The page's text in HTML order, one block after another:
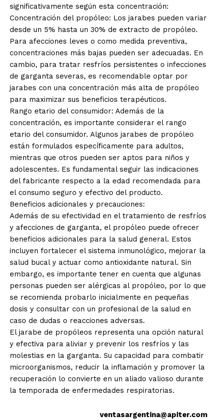
significativamente según esta concentración:
Concentración del propóleo: Los jarabes pueden variar
desde un 5% hasta un 30% de extracto de propóleo.
Para afecciones leves o como medida preventiva,
concentraciones más bajas pueden ser adecuadas. En
cambio, para tratar resfríos persistentes o infecciones
de garganta severas, es recomendable optar por
jarabes con una concentración más alta de propóleo
para maximizar sus beneficios terapéuticos.
Rango etario del consumidor: Además de la
concentración, es importante considerar el rango
etario del consumidor. Algunos jarabes de propóleo
están formulados específicamente para adultos,
mientras que otros pueden ser aptos para niños y
adolescentes. Es fundamental seguir las indicaciones
del fabricante respecto a la edad recomendada para
el consumo seguro y efectivo del producto.
Beneficios adicionales y precauciones:
Además de su efectividad en el tratamiento de resfríos
y afecciones de garganta, el propóleo puede ofrecer
beneficios adicionales para la salud general. Estos
incluyen fortalecer el sistema inmunológico, mejorar la
salud bucal y actuar como antioxidante natural. Sin
embargo, es importante tener en cuenta que algunas
personas pueden ser alérgicas al propóleo, por lo que
se recomienda probarlo inicialmente en pequeñas
dosis y consultar con un profesional de la salud en
caso de dudas o reacciones adversas.
El jarabe de propóleos representa una opción natural
y efectiva para aliviar y prevenir los resfríos y las
molestias en la garganta. Su capacidad para combatir
microorganismos, reducir la inflamación y promover la
recuperación lo convierte en un aliado valioso durante
la temporada de enfermedades respiratorias.
ventasargentina@apiter.com